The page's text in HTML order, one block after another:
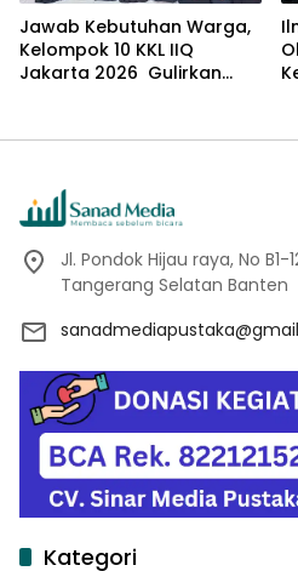
Jawab Kebutuhan Warga,
Kelompok 10 KKL IIQ
Jakarta 2026 Gulirkan
Jl. Pondok Hijau raya, No
Tangerang Selatan Banten
Kategori